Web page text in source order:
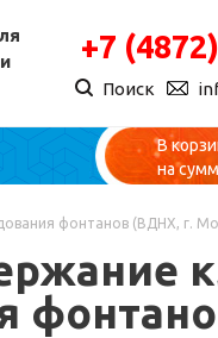
+7
Поиск
В
на
фонтанов (ВДНХ, г.